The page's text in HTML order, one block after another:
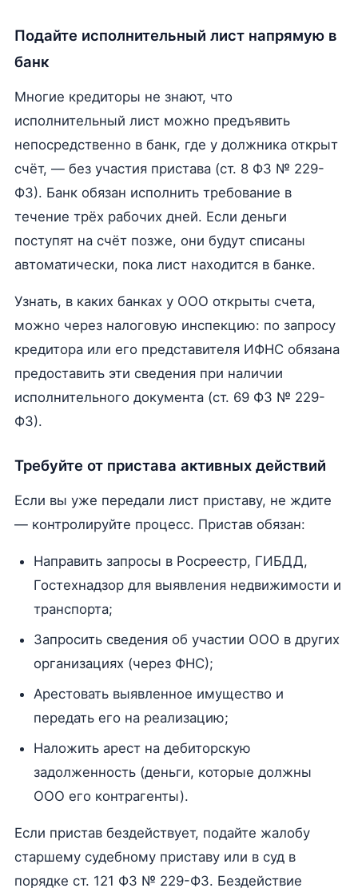
Подайте исполнительный лист напрямую в
банк
Многие кредиторы не знают, что
исполнительный лист можно предъявить
непосредственно в банк, где у должника открыт
счёт, — без участия пристава (ст. 8 ФЗ № 229-
ФЗ). Банк обязан исполнить требование в
течение трёх рабочих дней. Если деньги
поступят на счёт позже, они будут списаны
автоматически, пока лист находится в банке.
Узнать, в каких банках у ООО открыты счета,
можно через налоговую инспекцию: по запросу
кредитора или его представителя ИФНС обязана
предоставить эти сведения при наличии
исполнительного документа (ст. 69 ФЗ № 229-
ФЗ).
Требуйте от пристава активных действий
Если вы уже передали лист приставу, не ждите
— контролируйте процесс. Пристав обязан:
Направить запросы в Росреестр, ГИБДД,
Гостехнадзор для выявления недвижимости и
транспорта;
Запросить сведения об участии ООО в других
организациях (через ФНС);
Арестовать выявленное имущество и
передать его на реализацию;
Наложить арест на дебиторскую
задолженность (деньги, которые должны
ООО его контрагенты).
Если пристав бездействует, подайте жалобу
старшему судебному приставу или в суд в
порядке ст. 121 ФЗ № 229-ФЗ. Бездействие